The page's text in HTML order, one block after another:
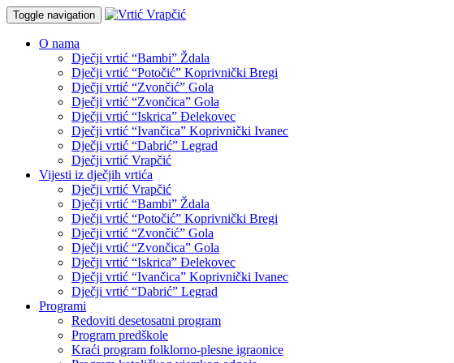
Toggle navigation
O nama
Dječji vrtić “Bambi” Ždala
Dječji vrtić “Potočić” Koprivnički Bregi
Dječji vrtić “Zvončić” Gola
Dječji vrtić “Zvončica” Gola
Dječji vrtić “Iskrica” Đelekovec
Dječji vrtić “Ivančica” Koprivnički Ivanec
Dječji vrtić “Dabrić” Legrad
Dječji vrtić Vrapčić
Vijesti iz dječjih vrtića
Dječji vrtić Vrapčić
Dječji vrtić “Bambi” Ždala
Dječji vrtić “Potočić” Koprivnički Bregi
Dječji vrtić “Zvončić” Gola
Dječji vrtić “Zvončica” Gola
Dječji vrtić “Iskrica” Đelekovec
Dječji vrtić “Ivančica” Koprivnički Ivanec
Dječji vrtić “Dabrić” Legrad
Programi
Redoviti desetosatni program
Program predškole
Kraći program folklorno-plesne igraonice